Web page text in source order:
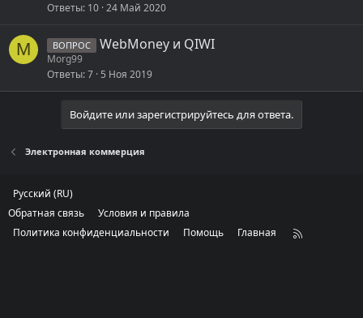
Ответы 10 24 Май 2020
M ВОПРОС WebMoney и QIWI
Morg99
Ответы 7 5 Ноя 2019
Войдите или зарегистрируйтесь для ответа.
Электронная коммерция
Русский (RU)
Обратная связь
Условия и правила
Политика конфиденциальности
Помощь Главная
R